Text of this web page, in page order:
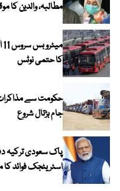
مطالبہ، والدین کا
کا حتمی نوٹس
حکومت سے مذاکرات
جام ہڑتال شروع
پاک سعودی ترکیہ
اسٹریٹجک فوائد